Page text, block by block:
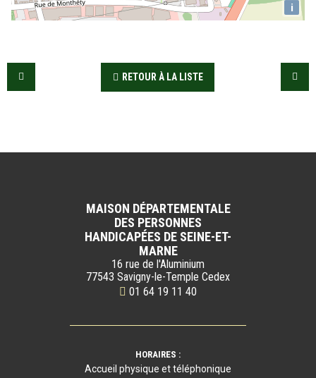
i
RETOUR À LA LISTE
MAISON DÉPARTEMENTALE
DES PERSONNES
HANDICAPÉES DE SEINE-ET-
MARNE
16 rue de l'Aluminium
77543 Savigny-le-Temple Cedex
01 64 19 11 40
HORAIRES :
Accueil physique et téléphonique